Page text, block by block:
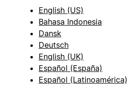
English (US)
Bahasa Indonesia
Dansk
Deutsch
English (UK)
Español (España)
Español (Latinoamérica)